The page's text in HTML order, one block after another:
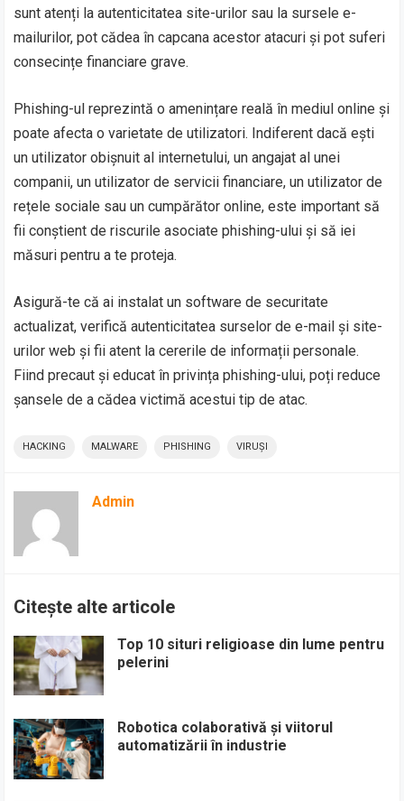
sunt atenți la autenticitatea site-urilor sau la sursele e-
mailurilor, pot cădea în capcana acestor atacuri și pot suferi
consecințe financiare grave.
Phishing-ul reprezintă o amenințare reală în mediul online și
poate afecta o varietate de utilizatori. Indiferent dacă ești
un utilizator obișnuit al internetului, un angajat al unei
companii, un utilizator de servicii financiare, un utilizator de
rețele sociale sau un cumpărător online, este important să
fii conștient de riscurile asociate phishing-ului și să iei
măsuri pentru a te proteja.
Asigură-te că ai instalat un software de securitate
actualizat, verifică autenticitatea surselor de e-mail și site-
urilor web și fii atent la cererile de informații personale.
Fiind precaut și educat în privința phishing-ului, poți reduce
șansele de a cădea victimă acestui tip de atac.
HACKING MALWARE PHISHING VIRUȘI
Admin
Citește alte articole
Top 10 situri religioase din lume pentru
pelerini
Robotica colaborativă și viitorul
automatizării în industrie